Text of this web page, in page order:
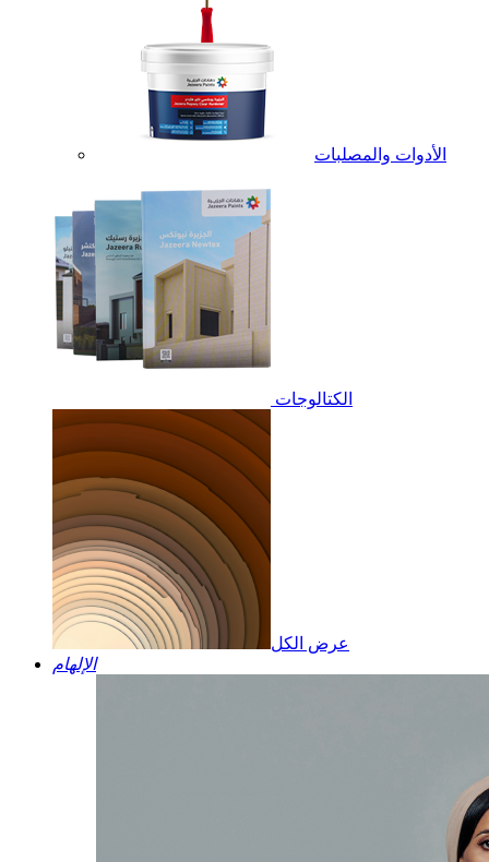
الأدوات والمصلبات
الكتالوجات
عرض الكل
الإلهام